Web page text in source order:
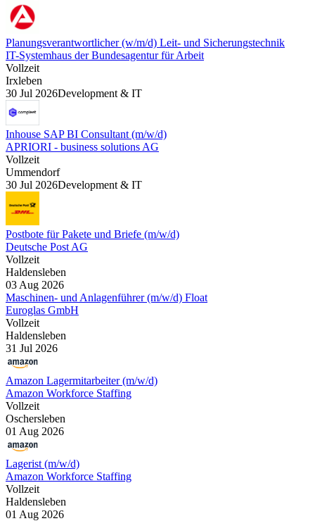
Planungsverantwortlicher (w/m/d) Leit- und Sicherungstechnik
IT-Systemhaus der Bundesagentur für Arbeit
Vollzeit
Irxleben
30 Jul 2026Development & IT
Inhouse SAP BI Consultant (m/w/d)
APRIORI - business solutions AG
Vollzeit
Ummendorf
30 Jul 2026Development & IT
Postbote für Pakete und Briefe (m/w/d)
Deutsche Post AG
Vollzeit
Haldensleben
03 Aug 2026
Maschinen- und Anlagenführer (m/w/d) Float
Euroglas GmbH
Vollzeit
Haldensleben
31 Jul 2026
Amazon Lagermitarbeiter (m/w/d)
Amazon Workforce Staffing
Vollzeit
Oschersleben
01 Aug 2026
Lagerist (m/w/d)
Amazon Workforce Staffing
Vollzeit
Haldensleben
01 Aug 2026